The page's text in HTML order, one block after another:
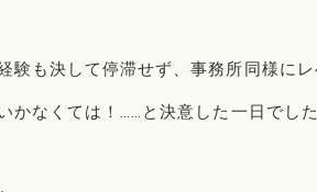
験も決して停滞せず、事務所同様に
かなくては！……と決意した一日でした